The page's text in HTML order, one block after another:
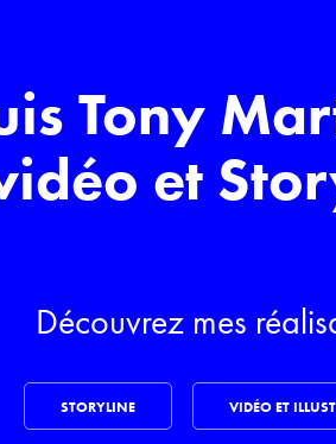
Tony
et
Découvrez mes
STORYLINE VIDÉO ET